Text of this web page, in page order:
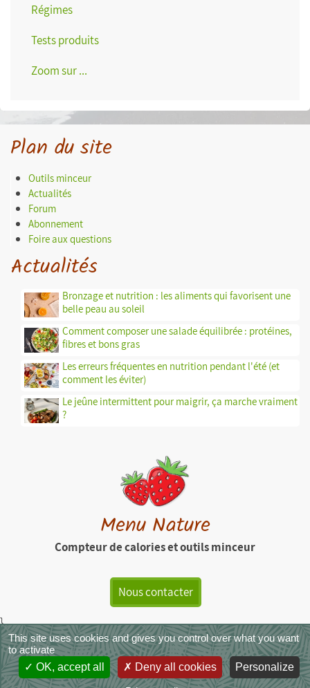
Régimes
Tests produits
Zoom sur ...
Plan du site
Outils minceur
Actualités
Forum
Abonnement
Foire aux questions
Actualités
Bronzage et nutrition : les aliments qui favorisent une
belle peau au soleil
Comment composer une salade équilibrée : protéines,
fibres et bons gras
Les erreurs fréquentes en nutrition pendant l'été (et
comment les éviter)
Le jeûne intermittent pour maigrir, ça marche vraiment
?
Menu Nature
Compteur de calories et outils minceur
Nous contacter
}
MenuNature - Copyright © 2026|Mentions légales|CGU|CGVS|
Crédit photos
This site uses cookies and gives you control over what you want
to activate
OK, accept all
Deny all cookies Personalize